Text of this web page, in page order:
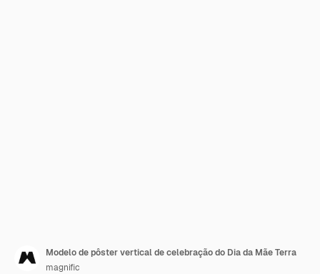
Modelo de pôster vertical de celebração do Dia da Mãe Terra
magnific